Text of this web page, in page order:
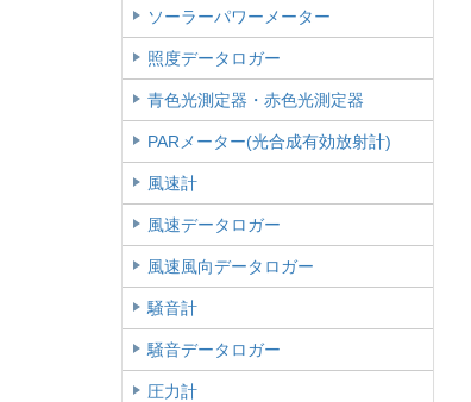
ソーラーパワーメーター
照度データロガー
青色光測定器・赤色光測定器
PARメーター(光合成有効放射計)
風速計
風速データロガー
風速風向データロガー
騒音計
騒音データロガー
圧力計